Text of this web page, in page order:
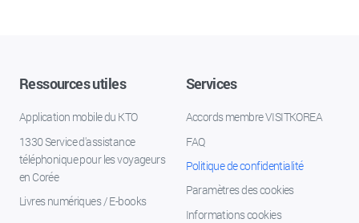
Ressources utiles
Application mobile du KTO
1330 Service d'assistance
téléphonique pour les voyageurs
en Corée
Livres numériques / E-books
Services
Accords membre VISITKOREA
FAQ
Politique de confidentialité
Paramètres des cookies
Informations cookies